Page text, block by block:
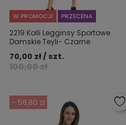
W PROMOCJI PRZECENA
2219 Kolli Legginsy Sportowe
Damskie Teyli- Czarne
100,00 zł
70,00 zł / szt.
- 58,80 zł